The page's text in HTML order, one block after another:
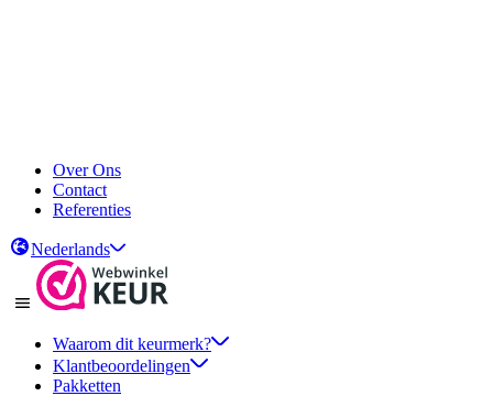
Over Ons
Contact
Referenties
Nederlands
Waarom dit keurmerk?
Klantbeoordelingen
Pakketten